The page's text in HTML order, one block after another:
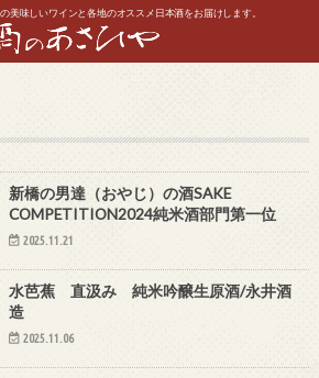
美味しいワインと各地のオススメ日本酒をお届けします。
新橋の男達（おやじ）の酒SAKE
COMPETITION2024純米酒部門第一位
2025.11.21
水芭蕉 直汲み 純米吟醸生原酒/永井酒
造
2025.11.06